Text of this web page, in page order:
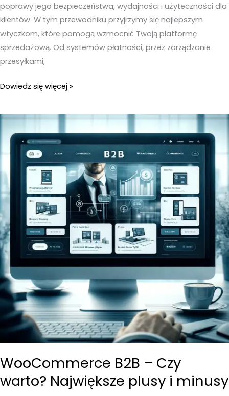
poprawy jego bezpieczeństwa, wydajności i użyteczności dla
klientów. W tym przewodniku przyjrzymy się najlepszym
wtyczkom, które pomogą wzmocnić Twoją platformę
sprzedażową. Od systemów płatności, przez zarządzanie
przesyłkami,
Najlepsze
WooCommerce
Przelewy24,
InPost,
Fakturownia
inne
Dowiedz się więcej »
WooCommerce B2B – Czy
warto? Największe plusy i minusy